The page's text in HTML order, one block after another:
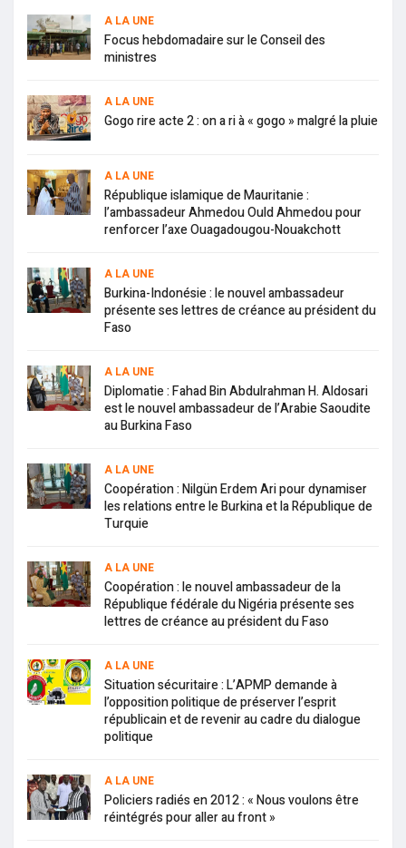
A LA UNE
Focus hebdomadaire sur le Conseil des
ministres
A LA UNE
Gogo rire acte 2 : on a ri à « gogo » malgré la pluie
A LA UNE
République islamique de Mauritanie :
l’ambassadeur Ahmedou Ould Ahmedou pour
renforcer l’axe Ouagadougou-Nouakchott
A LA UNE
Burkina-Indonésie : le nouvel ambassadeur
présente ses lettres de créance au président du
Faso
A LA UNE
Diplomatie : Fahad Bin Abdulrahman H. Aldosari
est le nouvel ambassadeur de l’Arabie Saoudite
au Burkina Faso
A LA UNE
Coopération : Nilgün Erdem Ari pour dynamiser
les relations entre le Burkina et la République de
Turquie
A LA UNE
Coopération : le nouvel ambassadeur de la
République fédérale du Nigéria présente ses
lettres de créance au président du Faso
A LA UNE
Situation sécuritaire : L’APMP demande à
l’opposition politique de préserver l’esprit
républicain et de revenir au cadre du dialogue
politique
A LA UNE
Policiers radiés en 2012 : « Nous voulons être
réintégrés pour aller au front »